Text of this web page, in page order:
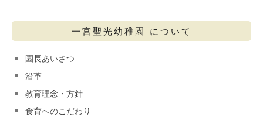
一宮聖光幼稚園 について
園長あいさつ
沿革
教育理念・方針
食育へのこだわり